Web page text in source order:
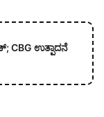
CBG ಉತ್ಪಾದನೆ